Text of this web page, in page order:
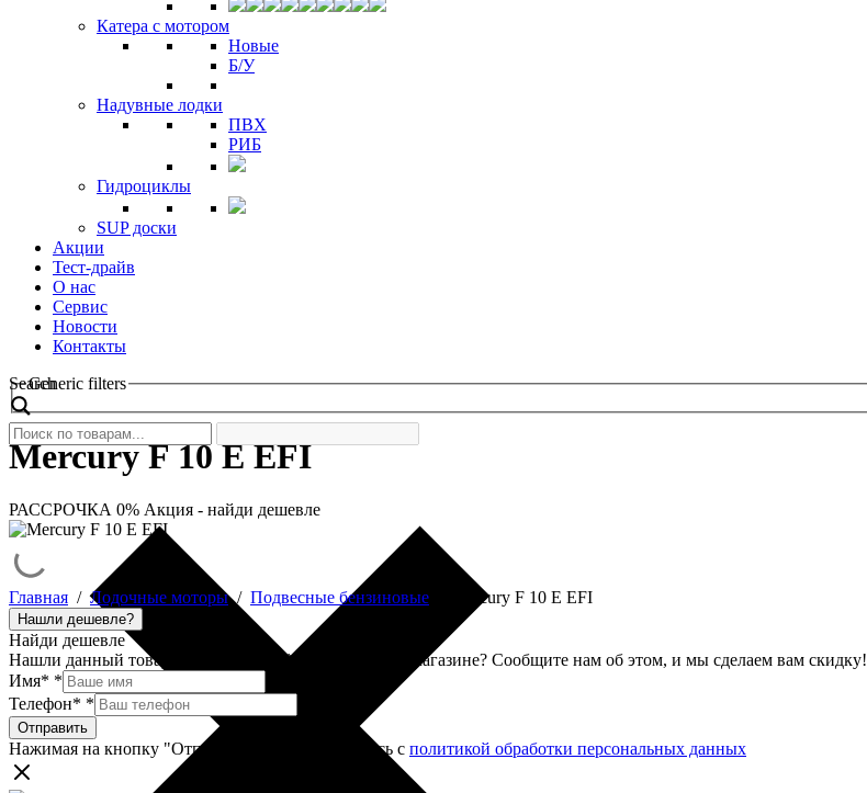
Катера с мотором
Новые
Б/У
Надувные лодки
ПВХ
РИБ
Гидроциклы
SUP доски
Акции
Тест-драйв
О нас
Сервис
Новости
Контакты
Search
Generic filters
Mercury F 10 E EFI
РАССРОЧКА 0% Акция - найди дешевле
Главная /Лодочные моторы/ Подвесные бензиновые Mercury F 10 E EFI
Нашли дешевле?
Найди дешевле
Нашли данный товар по более низкой цене в другом магазине? Сообщите нам об этом, и мы сделаем вам скидку!
Имя* *
Телефон* *
Отправить
Нажимая на кнопку "Отправить", вы соглашаетесь с политикой обработки персональных данных